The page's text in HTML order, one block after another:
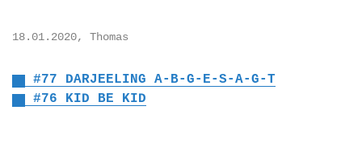
18.01.2020, Thomas
#77 DARJEELING A-B-G-E-S-A-G-T
#76 KID BE KID